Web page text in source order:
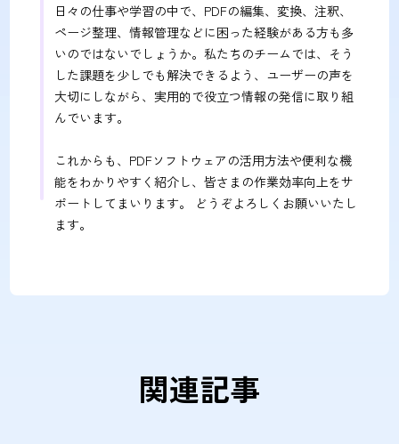
日々の仕事や学習の中で、PDFの編集、変換、注釈、
ページ整理、情報管理などに困った経験がある方も多
いのではないでしょうか。私たちのチームでは、そう
した課題を少しでも解決できるよう、ユーザーの声を
大切にしながら、実用的で役立つ情報の発信に取り組
んでいます。
これからも、PDFソフトウェアの活用方法や便利な機
能をわかりやすく紹介し、皆さまの作業効率向上をサ
ポートしてまいります。 どうぞよろしくお願いいたし
ます。
関連記事